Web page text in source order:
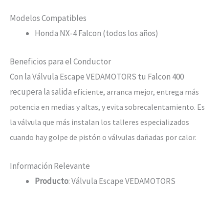
Modelos Compatibles
Honda NX-4 Falcon (todos los años)
Beneficios para el Conductor
Con la Válvula Escape VEDAMOTORS tu Falcon 400
recupera la salida eficiente, arranca mejor, entrega más
potencia en medias y altas, y evita sobrecalentamiento. Es
la válvula que más instalan los talleres especializados
cuando hay golpe de pistón o válvulas dañadas por calor.
Información Relevante
Producto: Válvula Escape VEDAMOTORS